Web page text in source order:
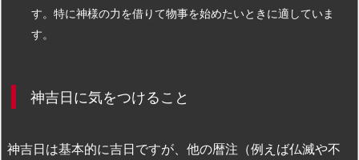
す。特に神様の力を借りて物事を始めたいときに適していま
す。
神吉日に気をつけること
神吉日は基本的に吉日ですが、他の暦注（例えば仏滅や不